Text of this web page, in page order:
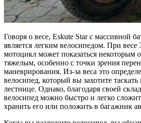
Говоря о весе, Eskute Star с массивной
является легким велосипедом. При весе
мотоцикл может показаться некоторым
тяжелым, особенно с точки зрения
маневрирования. Из-за веса это
велосипед, который вы захотите
лестнице. Однако, благодаря своей
велосипед можно быстро и легко
хранить его или положить в багажник